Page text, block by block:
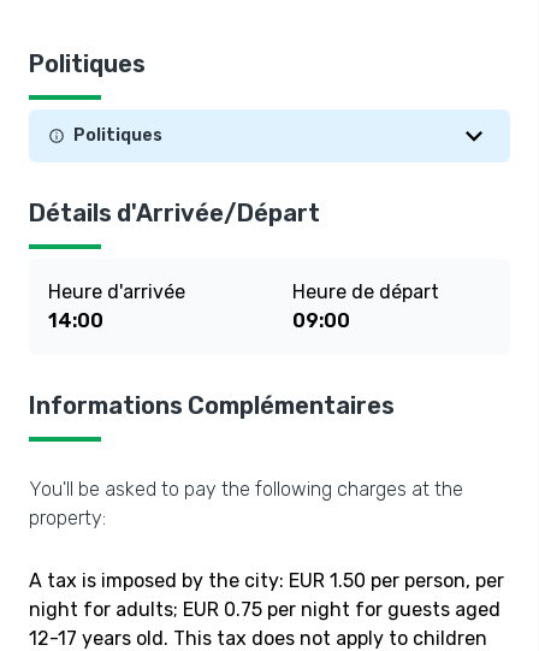
Politiques
Politiques
Détails d'Arrivée/Départ
Heure d'arrivée
14:00
Heure de départ
09:00
Informations Complémentaires
You'll be asked to pay the following charges at the
property:
A tax is imposed by the city: EUR 1.50 per person, per
night for adults; EUR 0.75 per night for guests aged
12-17 years old. This tax does not apply to children